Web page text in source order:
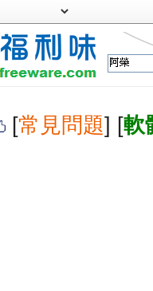
[常見問題] [軟